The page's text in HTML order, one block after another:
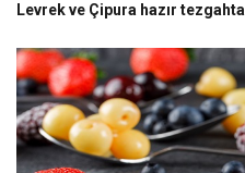
Levrek ve Çipura hazır tezgahta